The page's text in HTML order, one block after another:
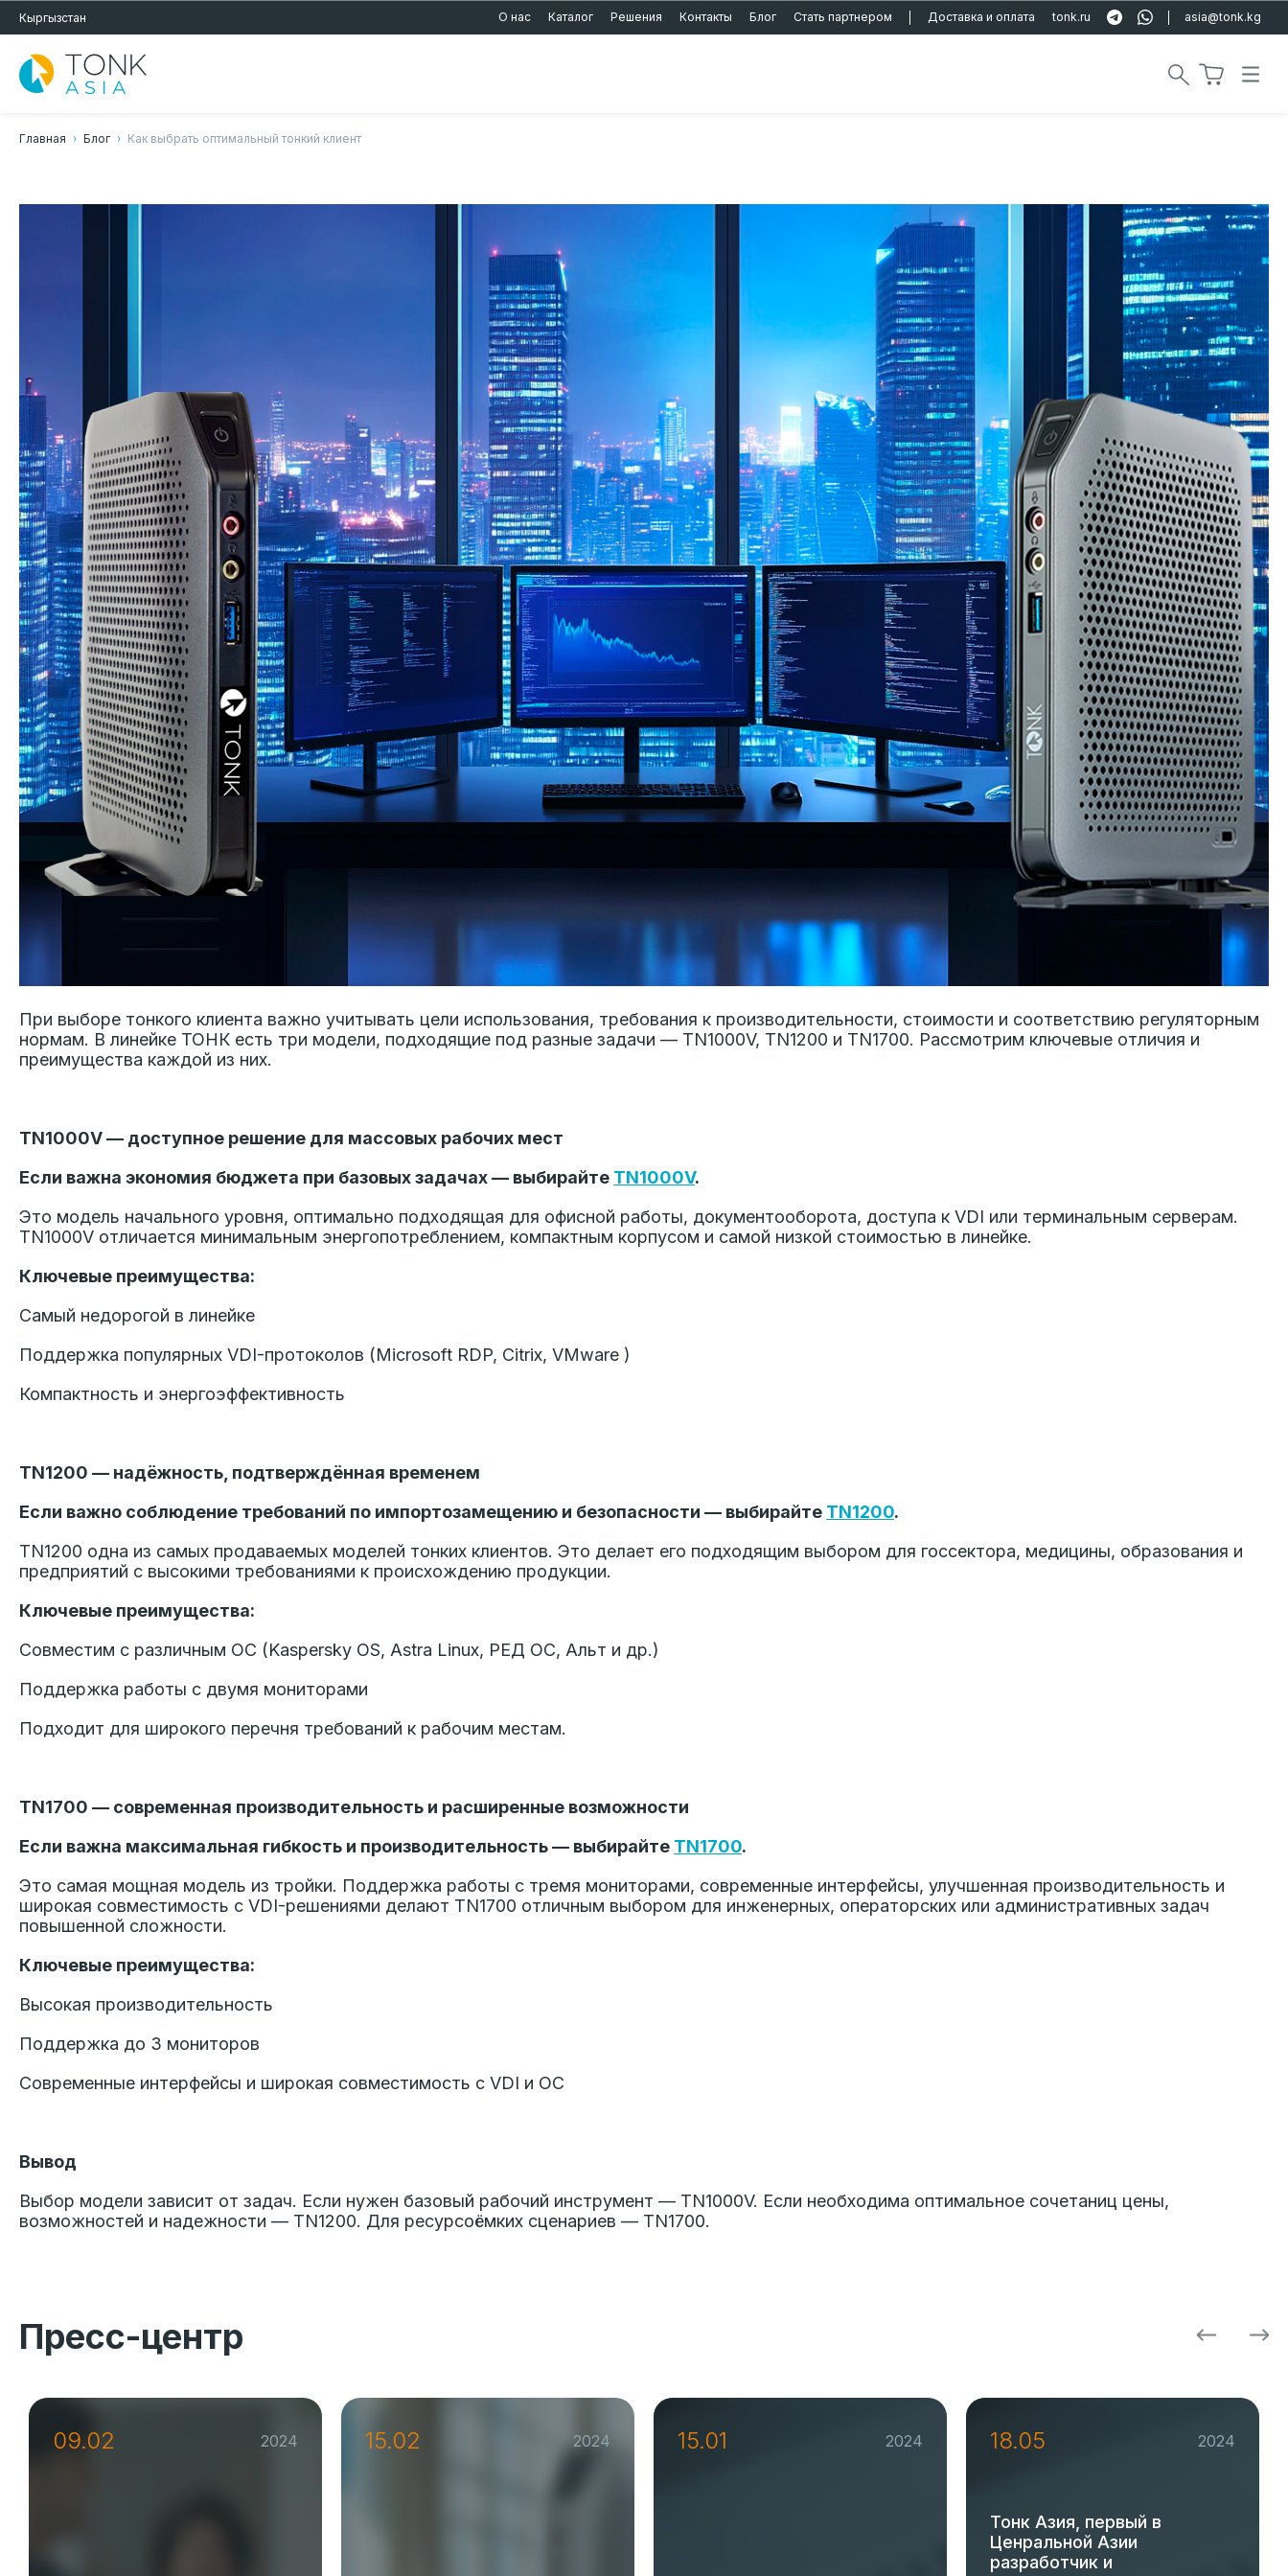
Кыргызстан О нас Каталог Решения Контакты Блог Стать партнером Доставка и оплата tonk.ru asia@tonk.kg
Главная Блог Как выбрать оптимальный тонкий клиент
При выборе тонкого клиента важно учитывать цели использования, требования к производительности, стоимости и соответствию регуляторным
нормам. В линейке ТОНК есть три модели, подходящие под разные задачи — TN1000V, TN1200 и TN1700. Рассмотрим ключевые отличия и
преимущества каждой из них.
TN1000V — доступное решение для массовых рабочих мест
Если важна экономия бюджета при базовых задачах — выбирайте TN1000V.
Это модель начального уровня, оптимально подходящая для офисной работы, документооборота, доступа к VDI или терминальным серверам.
TN1000V отличается минимальным энергопотреблением, компактным корпусом и самой низкой стоимостью в линейке.
Ключевые преимущества:
Самый недорогой в линейке
Поддержка популярных VDI-протоколов (Microsoft RDP, Citrix, VMware )
Компактность и энергоэффективность
TN1200 — надёжность, подтверждённая временем
Если важно соблюдение требований по импортозамещению и безопасности — выбирайте TN1200.
TN1200 одна из самых продаваемых моделей тонких клиентов. Это делает его подходящим выбором для госсектора, медицины, образования и
предприятий с высокими требованиями к происхождению продукции.
Ключевые преимущества:
Совместим с различным ОС (Kaspersky OS, Astra Linux, РЕД ОС, Альт и др.)
Поддержка работы с двумя мониторами
Подходит для широкого перечня требований к рабочим местам.
TN1700 — современная производительность и расширенные возможности
Если важна максимальная гибкость и производительность — выбирайте TN1700.
Это самая мощная модель из тройки. Поддержка работы с тремя мониторами, современные интерфейсы, улучшенная производительность и
широкая совместимость с VDI-решениями делают TN1700 отличным выбором для инженерных, операторских или административных задач
повышенной сложности.
Ключевые преимущества:
Высокая производительность
Поддержка до 3 мониторов
Современные интерфейсы и широкая совместимость с VDI и ОС
Вывод
Выбор модели зависит от задач. Если нужен базовый рабочий инструмент — TN1000V. Если необходима оптимальное сочетаниц цены,
возможностей и надежности — TN1200. Для ресурсоёмких сценариев — TN1700.
Пресс-центр
09.02 2024 15.02 2024 15.01 2024 18.05 2024
Тонк Азия, первый в
Ценральной Азии
разработчик и